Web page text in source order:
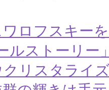
ロフスキー
ルストーリ
クリスタライ